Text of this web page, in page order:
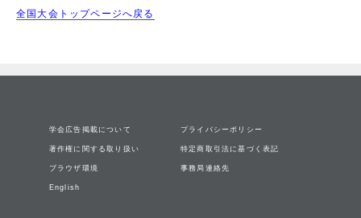
全国大会トップページへ戻る
学会広告掲載について プライバシーポリシー
著作権に関する取り扱い 特定商取引法に基づく表記
ブラウザ環境 事務局連絡先
English